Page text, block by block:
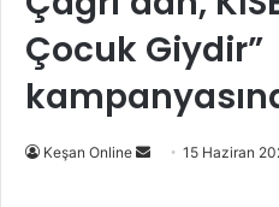
Çocuk Giydir”
Keşan Online
Bir
15 Haziran